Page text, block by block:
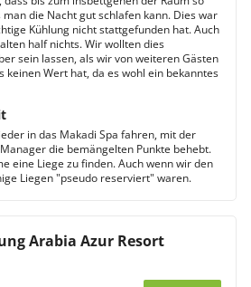
die Nacht gut schlafen kann. Dies war
Kühlung nicht stattgefunden hat. Auch
half nichts. Wir wollten dies
sein lassen, als wir von weiteren Gästen
keinen Wert hat, da es wohl ein bekanntes
in das Makadi Spa fahren, mit der
die bemängelten Punkte behebt.
eine Liege zu finden. Auch wenn wir den
Liegen "pseudo reserviert" waren.
Arabia Azur Resort